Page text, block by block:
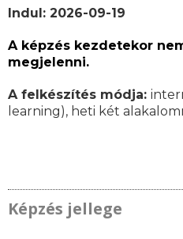
Indul: 2026-09-19
A képzés kezdetekor
megjelenni.
A felkészítés módja:
learning), heti két
Képzés jellege